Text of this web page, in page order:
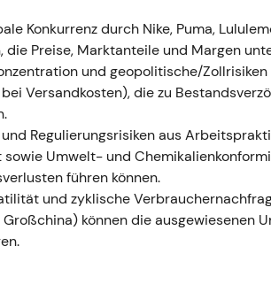
2022 — CEO-Nachfolge: Bjørn Gulden
seinen Abgang für 2023 an;
(Ernennung am 8. November 2022
der Investoren war gemischt –
aus dem Puma-Turnaround übertragbar
und operative Korrekturen in dieser
inmitten eines
Konkurrenz durch Nike, Puma,
die Preise, Marktanteile und Margen
und geopolitische/
Versandkosten), die zu
Regulierungsrisiken aus
sowie Umwelt- und
führen können.
und zyklische
können die ausgewiesenen